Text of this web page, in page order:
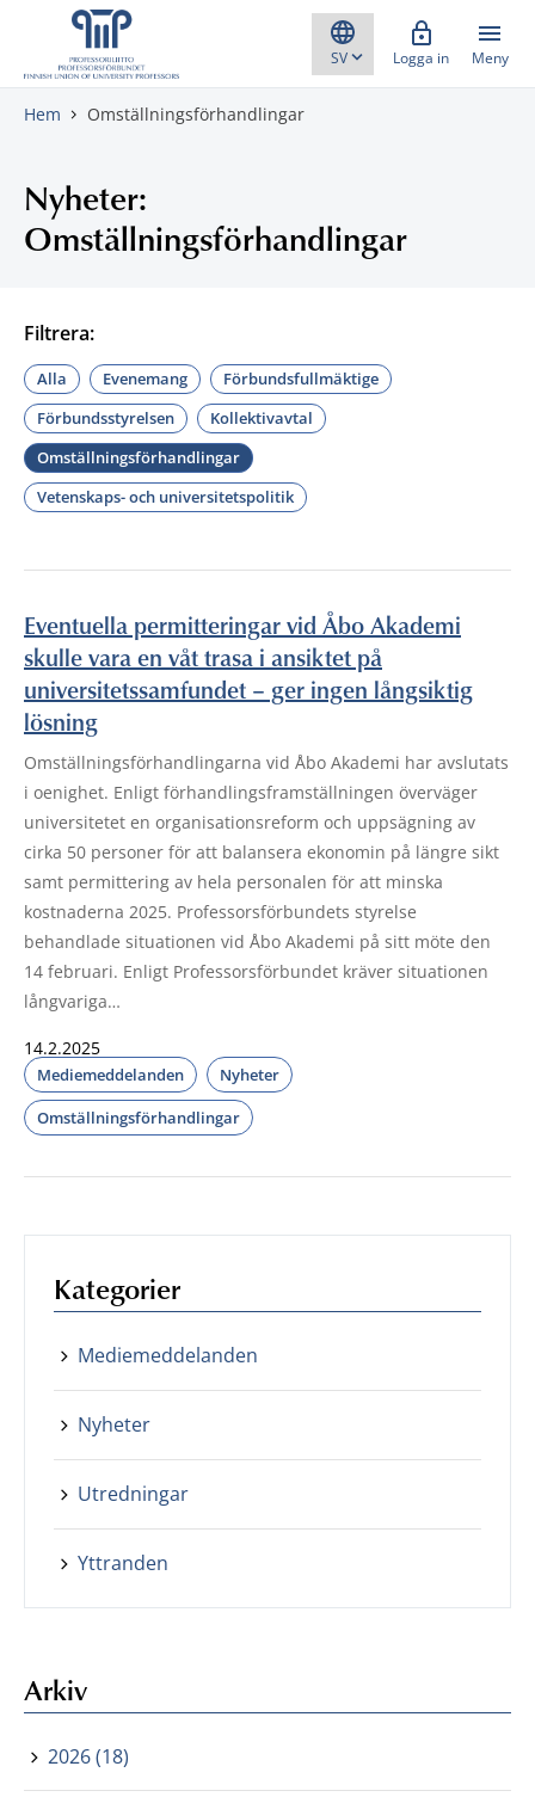
Gå direkt till innehåll
Logga in Meny
Hem Omställningsförhandlingar
Nyheter:
Omställningsförhandlingar
Filtrera:
Alla Evenemang
Förbundsfullmäktige
Förbundsstyrelsen
Kollektivavtal
Omställningsförhandlingar
Vetenskaps- och universitetspolitik
Eventuella permitteringar vid Åbo Akademi
skulle vara en våt trasa i ansiktet på
universitetssamfundet – ger ingen långsiktig
lösning
Omställningsförhandlingarna vid Åbo Akademi har avslutats
i oenighet. Enligt förhandlingsframställningen överväger
universitetet en organisationsreform och uppsägning av
cirka 50 personer för att balansera ekonomin på längre sikt
samt permittering av hela personalen för att minska
kostnaderna 2025. Professorsförbundets styrelse
behandlade situationen vid Åbo Akademi på sitt möte den
14 februari. Enligt Professorsförbundet kräver situationen
långvariga…
14.2.2025
Mediemeddelanden
Nyheter
Omställningsförhandlingar
Kategorier
Mediemeddelanden
Nyheter
Utredningar
Yttranden
Arkiv
2026 (18)